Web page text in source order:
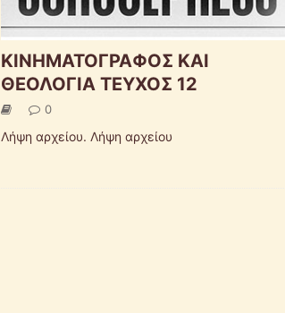
ΚΙΝΗΜΑΤΟΓΡΑΦΟΣ ΚΑΙ
ΘΕΟΛΟΓΙΑ ΤΕΥΧΟΣ 12
0
Λήψη αρχείου. Λήψη αρχείου